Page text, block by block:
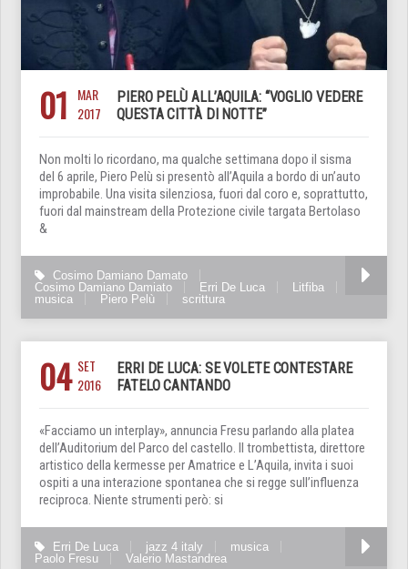
01
MAR
2017
PIERO PELÙ ALL’AQUILA: “VOGLIO VEDERE
QUESTA CITTÀ DI NOTTE”
Non molti lo ricordano, ma qualche settimana dopo il sisma
del 6 aprile, Piero Pelù si presentò all’Aquila a bordo di un’auto
improbabile. Una visita silenziosa, fuori dal coro e, soprattutto,
fuori dal mainstream della Protezione civile targata Bertolaso
&
Cosimo Damiano Damato
Cosimo Damiano Damiato
Erri De Luca
Litfiba
musica
Piero Pelù scrittura
04 SET
2016
ERRI DE LUCA: SE VOLETE CONTESTARE
FATELO CANTANDO
«Facciamo un interplay», annuncia Fresu parlando alla platea
dell’Auditorium del Parco del castello. Il trombettista, direttore
artistico della kermesse per Amatrice e L’Aquila, invita i suoi
ospiti a una interazione spontanea che si regge sull’influenza
reciproca. Niente strumenti però: si
Erri De Luca jazz 4 italy
musica
Paolo Fresu
Valerio Mastandrea